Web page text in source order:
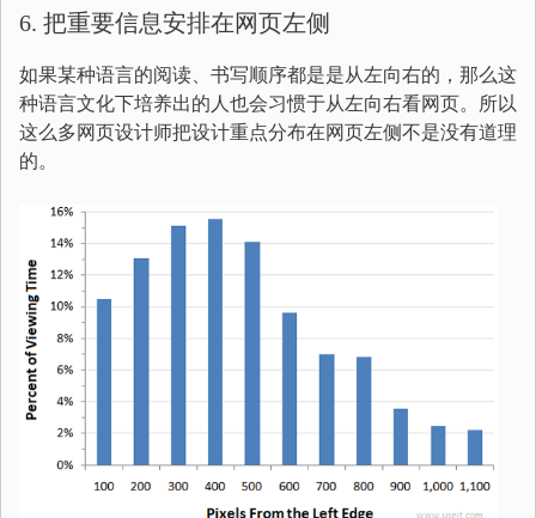
6. 把重要信息安排在网页左侧
如果某种语言的阅读、书写顺序都是是从左向右的，那么这
种语言文化下培养出的人也会习惯于从左向右看网页。所以
这么多网页设计师把设计重点分布在网页左侧不是没有道理
的。